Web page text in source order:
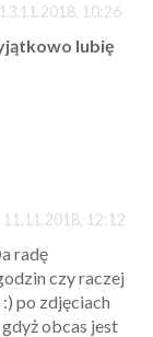
13.11.2018, 10:26
lubię
11.11.2018, 12:12
radę
czy raczej
po zdjęciach
obcas jest